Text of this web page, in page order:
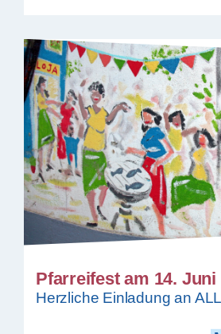
Pfarreifest am 14. Juni
Herzliche Einladung an